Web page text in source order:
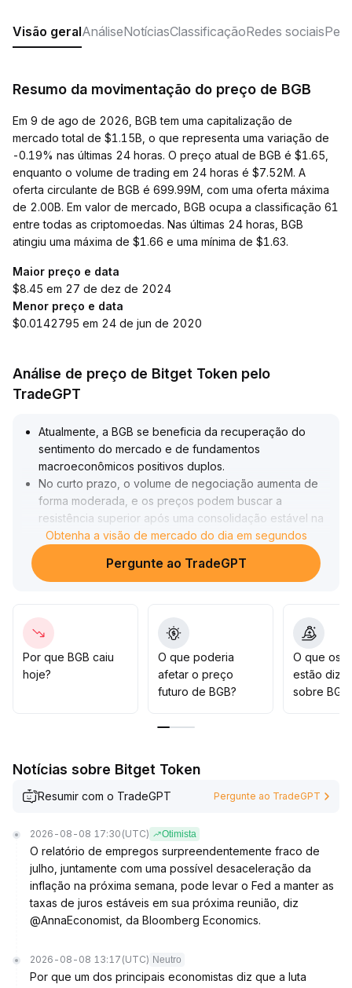
Visão geralAnáliseNotíciasClassificaçãoRedes sociais
Resumo da movimentação do preço de BGB
Em 9 de ago de 2026, BGB tem uma capitalização de
mercado total de $1.15B, o que representa uma variação de
-0.19% nas últimas 24 horas. O preço atual de BGB é $1.65,
enquanto o volume de trading em 24 horas é $7.52M. A
oferta circulante de BGB é 699.99M, com uma oferta máxima
de 2.00B. Em valor de mercado, BGB ocupa a classificação 61
entre todas as criptomoedas. Nas últimas 24 horas, BGB
atingiu uma máxima de $1.66 e uma mínima de $1.63.
Maior preço e data
$8.45 em 27 de dez de 2024
Menor preço e data
$0.0142795 em 24 de jun de 2020
Análise de preço de Bitget Token pelo
TradeGPT
Atualmente, a BGB se beneficia da recuperação do
sentimento do mercado e de fundamentos
macroeconômicos positivos duplos.
No curto prazo, o volume de negociação aumenta de
forma moderada, e os preços podem buscar a
resistência superior após uma consolidação estável na
faixa de suporte (referência: US$ 1,2~1,3).
No médio e longo prazo, com a confirmação da
tendência do setor e o fortalecimento da preferência
novos fluxos de capitais
Recomenda-se adotar a estratégia de 'comprar nas
quedas e construir posição gradualmente',
aproveitando as oportunidades de ondas
impulsionadas pelo sentimento, enquanto faz alocação
Obtenha a visão de mercado do dia em segundos
Pergunte ao TradeGPT
Por que BGB caiu
hoje?
O que poderia
afetar o preço
futuro de BGB?
O que os
estão
sobre
Notícias sobre Bitget Token
Resumir com o TradeGPT Pergunte ao TradeGPT
2026-08-08 17:30 (UTC) Otimista
O relatório de empregos surpreendentemente fraco de
julho, juntamente com uma possível desaceleração da
inflação na próxima semana, pode levar o Fed a manter as
taxas de juros estáveis em sua próxima reunião, diz
@AnnaEconomist, da Bloomberg Economics.
2026-08-08 13:17 (UTC) Neutro
Por que um dos principais economistas diz que a luta